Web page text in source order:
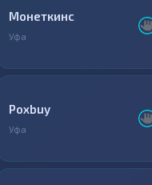
Монеткинс
Уфа
Poxbuy
Уфа